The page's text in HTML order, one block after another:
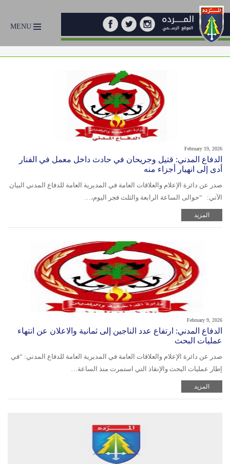
MENU
February 19, 2026
الدفاع المدني: قتيل وجريحان في حادث داخل معمل في الفنار
أدى إلى انهيار أجزاء منه
صدر عن دائرة الإعلام والعلاقات العامة في المديرية العامة للدفاع المدني البيان
الآتي: “حوالى الساعة الرابعة والثلث فجر اليوم،…
المزيد
February 9, 2026
الدفاع المدني: ارتفاع عدد الناجين إلى ثمانية والاعلان عن انتهاء
عمليات البحث
صدر عن دائرة الإعلام والعلاقات العامة في المديرية العامة للدفاع المدني: “في
إطار عمليات البحث والإنقاذ التي استمرت منذ الساعة…
المزيد